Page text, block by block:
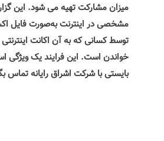
مشخصی در اینترنت به‌صورت فایل
توسط کسانی که به آن اکانت
خواندن است. این فرایند یک ویژگی
بایستی با شرکت اشراق رایانه تماس